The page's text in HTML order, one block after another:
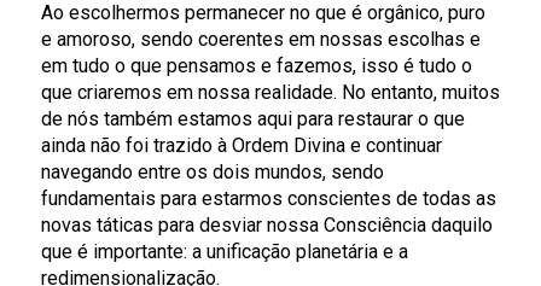
Ao escolhermos permanecer no que é orgânico, puro
e amoroso, sendo coerentes em nossas escolhas e
em tudo o que pensamos e fazemos, isso é tudo o
que criaremos em nossa realidade. No entanto, muitos
de nós também estamos aqui para restaurar o que
ainda não foi trazido à Ordem Divina e continuar
navegando entre os dois mundos, sendo
fundamentais para estarmos conscientes de todas as
novas táticas para desviar nossa Consciência daquilo
que é importante: a unificação planetária e a
redimensionalização.